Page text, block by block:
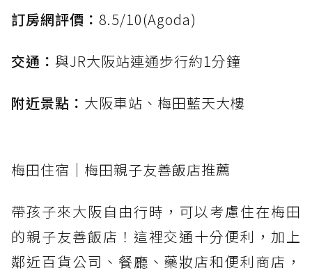
訂房網評價： 8.5/10(Agoda)
交通： 與JR大阪站連通步行約1分鐘
附近景點： 大阪車站、梅田藍天大樓
梅田住宿｜梅田親子友善飯店推薦
帶孩子來大阪自由行時，可以考慮住在梅田
的親子友善飯店！這裡交通十分便利，加上
鄰近百貨公司、餐廳、藥妝店和便利商店，